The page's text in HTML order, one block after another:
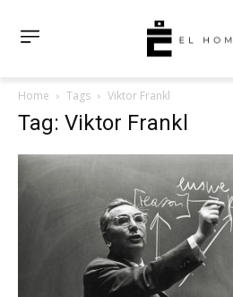
Home Tags Viktor Frankl
Tag: Viktor Frankl